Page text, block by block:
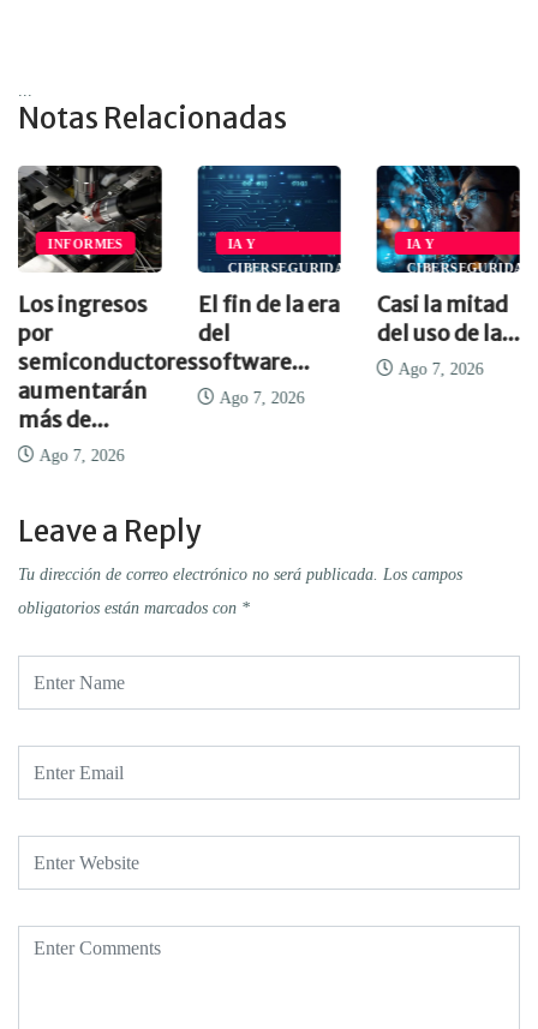
Notas Relacionadas
INFORMES
Los ingresos
por
semiconductores
aumentarán
más de...
Ago 7, 2026
IA Y
CIBERSEGURIDAD
El fin de la era
del
software...
Ago 7, 2026
IA Y
CIBERSEGURIDAD
Casi la mitad
del uso de la...
Ago 7, 2026
Leave a Reply
Tu dirección de correo electrónico no será publicada. Los campos
obligatorios están marcados con *